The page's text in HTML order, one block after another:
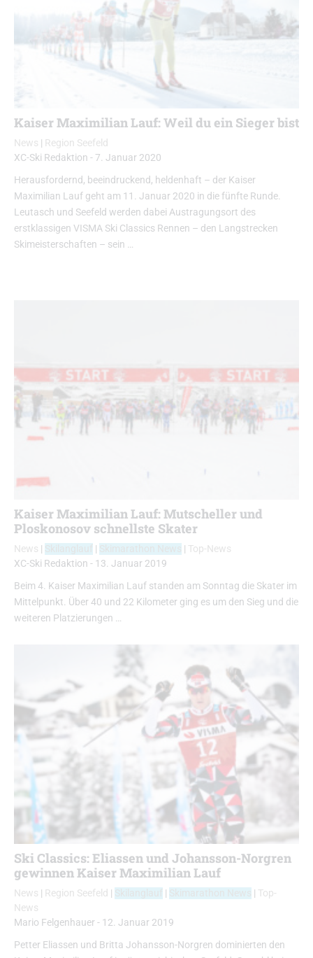
Kaiser Maximilian Lauf: Weil du ein Sieger bist
News | Region Seefeld
XC-Ski Redaktion - 7. Januar 2020
Herausfordernd, beeindruckend, heldenhaft – der Kaiser
Maximilian Lauf geht am 11. Januar 2020 in die fünfte Runde.
Leutasch und Seefeld werden dabei Austragungsort des
erstklassigen VISMA Ski Classics Rennen – den Langstrecken
Skimeisterschaften – sein …
Kaiser Maximilian Lauf: Mutscheller und
Ploskonosov schnellste Skater
News | | | Top-News
XC-Ski Redaktion - 13. Januar 2019
Beim 4. Kaiser Maximilian Lauf standen am Sonntag die Skater im
Mittelpunkt. Über 40 und 22 Kilometer ging es um den Sieg und die
weiteren Platzierungen …
Ski Classics: Eliassen und Johansson-Norgren
gewinnen Kaiser Maximilian Lauf
News | Region Seefeld | | | Top-
News
Mario Felgenhauer - 12. Januar 2019
Petter Eliassen und Britta Johansson-Norgren dominierten den